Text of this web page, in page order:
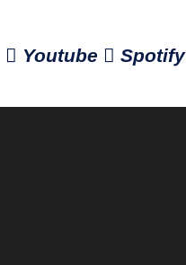
Youtube Spotify